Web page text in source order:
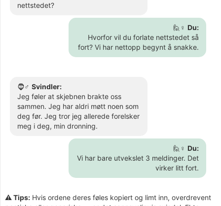
nettstedet?
🙋♀️ Du:
Hvorfor vil du forlate nettstedet så
fort? Vi har nettopp begynt å snakke.
🧔♂️ Svindler:
Jeg føler at skjebnen brakte oss
sammen. Jeg har aldri møtt noen som
deg før. Jeg tror jeg allerede forelsker
meg i deg, min dronning.
🙋♀️ Du:
Vi har bare utvekslet 3 meldinger. Det
virker litt fort.
⚠️ Tips: Hvis ordene deres føles kopiert og limt inn, overdrevent